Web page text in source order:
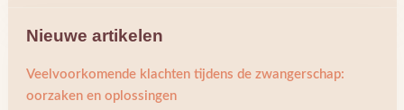
Nieuwe artikelen
Veelvoorkomende klachten tijdens de zwangerschap:
oorzaken en oplossingen